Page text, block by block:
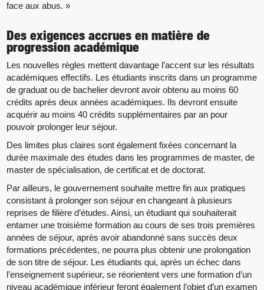
face aux abus. »
Des exigences accrues en matière de
progression académique
Les nouvelles règles mettent davantage l’accent sur les résultats
académiques effectifs. Les étudiants inscrits dans un programme
de graduat ou de bachelier devront avoir obtenu au moins 60
crédits après deux années académiques. Ils devront ensuite
acquérir au moins 40 crédits supplémentaires par an pour
pouvoir prolonger leur séjour.
Des limites plus claires sont également fixées concernant la
durée maximale des études dans les programmes de master, de
master de spécialisation, de certificat et de doctorat.
Par ailleurs, le gouvernement souhaite mettre fin aux pratiques
consistant à prolonger son séjour en changeant à plusieurs
reprises de filière d’études. Ainsi, un étudiant qui souhaiterait
entamer une troisième formation au cours de ses trois premières
années de séjour, après avoir abandonné sans succès deux
formations précédentes, ne pourra plus obtenir une prolongation
de son titre de séjour. Les étudiants qui, après un échec dans
l’enseignement supérieur, se réorientent vers une formation d’un
niveau académique inférieur feront également l’objet d’un examen